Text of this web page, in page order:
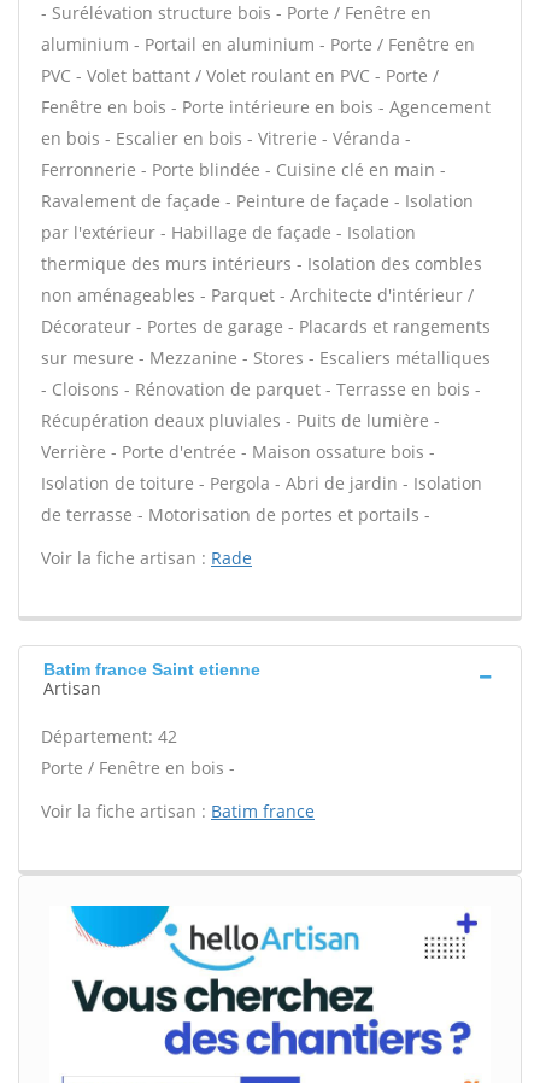
- Surélévation structure bois - Porte / Fenêtre en
aluminium - Portail en aluminium - Porte / Fenêtre en
PVC - Volet battant / Volet roulant en PVC - Porte /
Fenêtre en bois - Porte intérieure en bois - Agencement
en bois - Escalier en bois - Vitrerie - Véranda -
Ferronnerie - Porte blindée - Cuisine clé en main -
Ravalement de façade - Peinture de façade - Isolation
par l'extérieur - Habillage de façade - Isolation
thermique des murs intérieurs - Isolation des combles
non aménageables - Parquet - Architecte d'intérieur /
Décorateur - Portes de garage - Placards et rangements
sur mesure - Mezzanine - Stores - Escaliers métalliques
- Cloisons - Rénovation de parquet - Terrasse en bois -
Récupération deaux pluviales - Puits de lumière -
Verrière - Porte d'entrée - Maison ossature bois -
Isolation de toiture - Pergola - Abri de jardin - Isolation
de terrasse - Motorisation de portes et portails -
Voir la fiche artisan : Rade
Batim france Saint etienne
Artisan
Département: 42
Porte / Fenêtre en bois -
Voir la fiche artisan : Batim france